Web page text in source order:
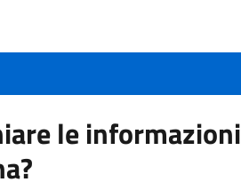
le informazioni